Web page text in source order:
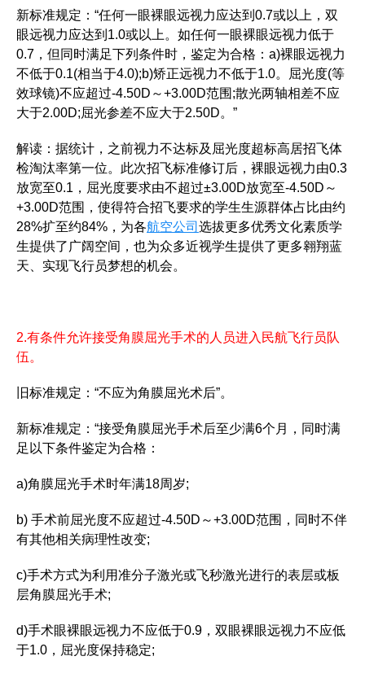
新标准规定：“任何一眼裸眼远视力应达到0.7或以上，双
眼远视力应达到1.0或以上。如任何一眼裸眼远视力低于
0.7，但同时满足下列条件时，鉴定为合格：a)裸眼远视力
不低于0.1(相当于4.0);b)矫正远视力不低于1.0。屈光度(等
效球镜)不应超过-4.50D～+3.00D范围;散光两轴相差不应
大于2.00D;屈光参差不应大于2.50D。”
解读：据统计，之前视力不达标及屈光度超标高居招飞体
检淘汰率第一位。此次招飞标准修订后，裸眼远视力由0.3
放宽至0.1，屈光度要求由不超过±3.00D放宽至-4.50D～
+3.00D范围，使得符合招飞要求的学生生源群体占比由约
28%扩至约84%，为各航空公司 选拔更多优秀文化素质学
生提供了广阔空间，也为众多近视学生提供了更多翱翔蓝
天、实现飞行员梦想的机会。
2.有条件允许接受角膜屈光手术的人员进入民航飞行员队
伍。
旧标准规定：“不应为角膜屈光术后”。
新标准规定：“接受角膜屈光手术后至少满6个月，同时满
足以下条件鉴定为合格：
a)角膜屈光手术时年满18周岁;
b) 手术前屈光度不应超过-4.50D～+3.00D范围，同时不伴
有其他相关病理性改变;
c)手术方式为利用准分子激光或飞秒激光进行的表层或板
层角膜屈光手术;
d)手术眼裸眼远视力不应低于0.9，双眼裸眼远视力不应低
于1.0，屈光度保持稳定;